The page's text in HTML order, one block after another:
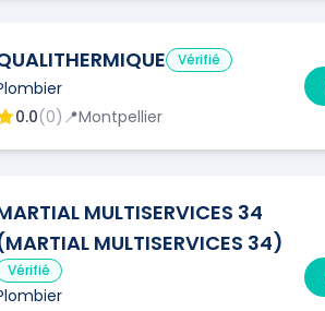
Vérifié
0.0(0) 📍Montpellier
MULTISERVICES 34
MULTISERVICES 34)
Vérifié